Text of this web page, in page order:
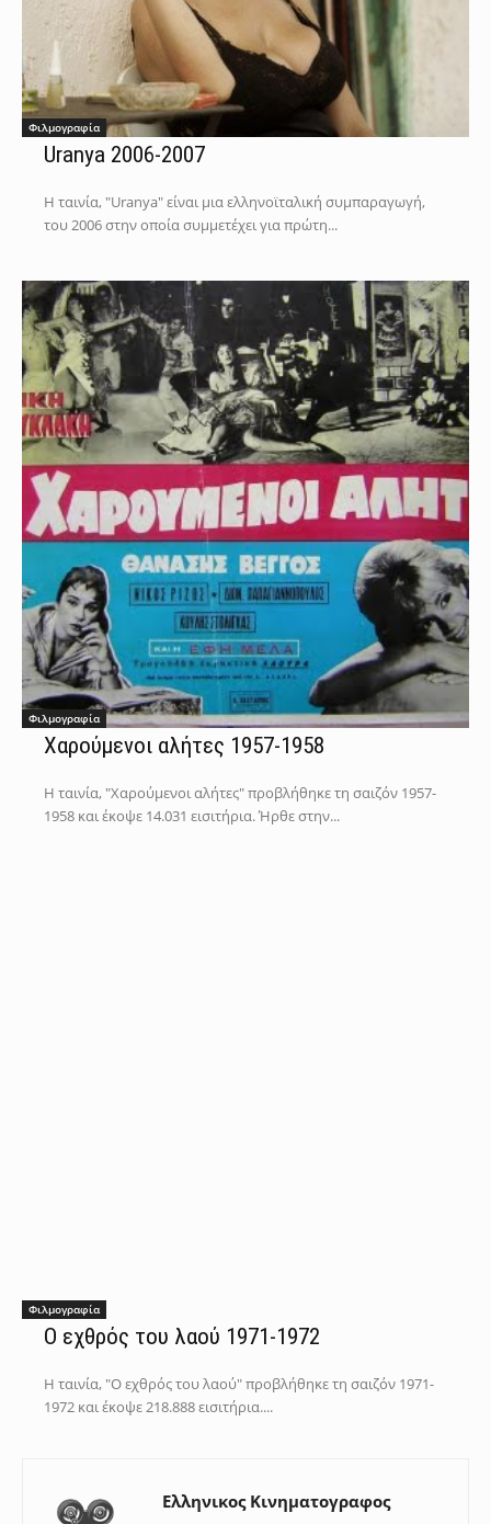
Φιλμογραφία
Uranya 2006-2007
Η ταινία, "Uranya" είναι μια ελληνοϊταλική συμπαραγωγή,
του 2006 στην οποία συμμετέχει για πρώτη...
Φιλμογραφία
Χαρούμενοι αλήτες 1957-1958
Η ταινία, "Χαρούμενοι αλήτες" προβλήθηκε τη σαιζόν 1957-
1958 και έκοψε 14.031 εισιτήρια. Ήρθε στην...
Φιλμογραφία
Ο εχθρός του λαού 1971-1972
Η ταινία, "Ο εχθρός του λαού" προβλήθηκε τη σαιζόν 1971-
1972 και έκοψε 218.888 εισιτήρια....
Ελληνικος Κινηματογραφος